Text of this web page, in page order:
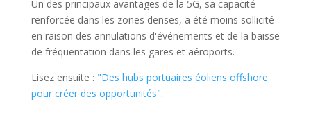
Un des principaux avantages de la 5G, sa capacité
renforcée dans les zones denses, a été moins sollicité
en raison des annulations d'événements et de la baisse
de fréquentation dans les gares et aéroports.
Lisez ensuite : "Des hubs portuaires éoliens offshore
pour créer des opportunités".